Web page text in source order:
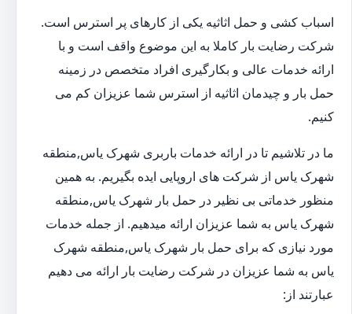
اسباب کشی و حمل اثاثیه یکی از کارهای پر استرس است.
شرکت رضایت بار کاملا به این موضوع واقف است و با
ارائه خدمات عالی و بکارگیری افراد متخصص در زمینه
حمل بار و چیدمان اثاثیه از استرس شما عزیزان کم می
کنیم.
ما در تلاشیم تا در ارائه خدمات باربری شهرک یاس,منطقه
شهرک یاس از شرکت های اروپایی ایده بگیریم. به همین
منظور خدماتی بی نظیر در حمل بار شهرک یاس,منطقه
شهرک یاس به شما عزیزان ارائه میدهیم. از جمله خدمات
مورد نیازی که برای حمل بار شهرک یاس,منطقه شهرک
یاس به شما عزیزان در شرکت رضایت بار ارائه می دهیم
عبارتند از: